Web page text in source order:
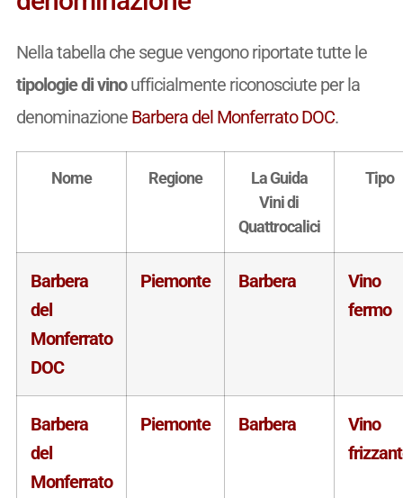
Nella tabella che segue vengono riportate tutte le
tipologie di vinoufficialmente riconosciute per la
denominazione Barbera del Monferrato DOC.
Nome Regione
La Guida
Vini di
Quattrocalici
Tipo
Barbera
del
Monferrato
DOC
Piemonte Barbera
Vino
fermo
Barbera
del
Monferrato
Piemonte Barbera
Vino